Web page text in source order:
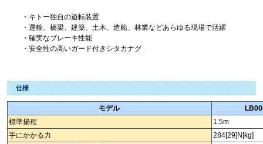
・キトー独自の遊転装置
・運輸、橋梁、建築、土木、造船、林業などあらゆる現場で活躍
・確実なブレーキ性能
・安全性の高いガード付きシタカナグ
仕様
モデル
標準揚程
1.5m
手にかかる力
284[29]N[kg]